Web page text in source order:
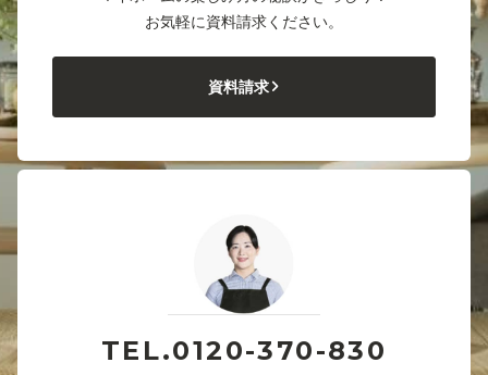
お気軽に資料請求ください。
資料請求
TEL.0120-370-830